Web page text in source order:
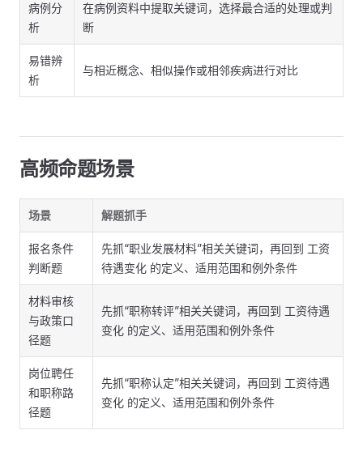
病例分
析
在病例资料中提取关键词，选择最合适的处理或判
断
易错辨
析
与相近概念、相似操作或相邻疾病进行对比
高频命题场景
场景 解题抓手
报名条件
判断题
先抓“职业发展材料”相关关键词，再回到 工资
待遇变化 的定义、适用范围和例外条件
材料审核
与政策口
径题
先抓“职称转评”相关关键词，再回到 工资待遇
变化 的定义、适用范围和例外条件
岗位聘任
和职称路
径题
先抓“职称认定”相关关键词，再回到 工资待遇
变化 的定义、适用范围和例外条件